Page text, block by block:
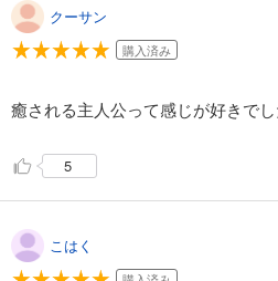
クーサン
購入済み
癒される主人公って感じが好きでし
5
こはく